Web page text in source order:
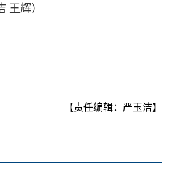
王辉）
【责任编辑：严玉洁】